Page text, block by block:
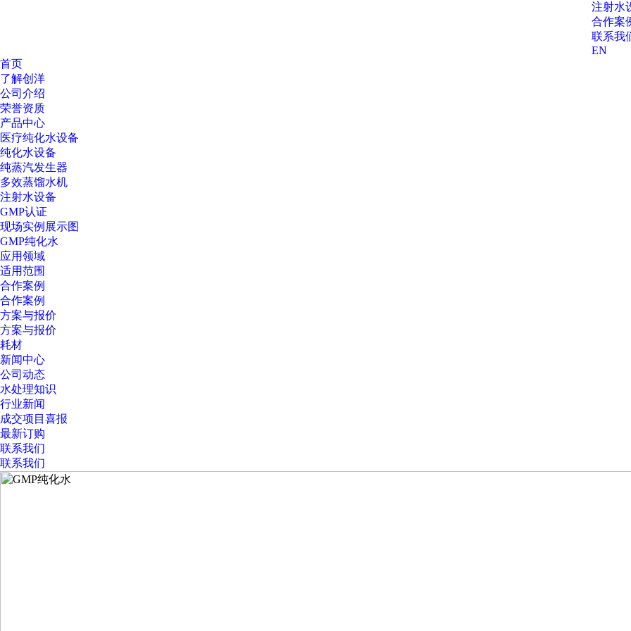
注射水
合作案
联系我
EN
首页
了解创洋
公司介绍
荣誉资质
产品中心
医疗纯化水设备
纯化水设备
纯蒸汽发生器
多效蒸馏水机
注射水设备
GMP认证
现场实例展示图
GMP纯化水
应用领域
适用范围
合作案例
合作案例
方案与报价
方案与报价
耗材
新闻中心
公司动态
水处理知识
行业新闻
成交项目喜报
最新订购
联系我们
联系我们